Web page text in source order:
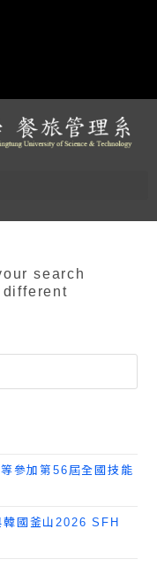
search
參加第56屆全國技能
韓國釜山2026 SFH